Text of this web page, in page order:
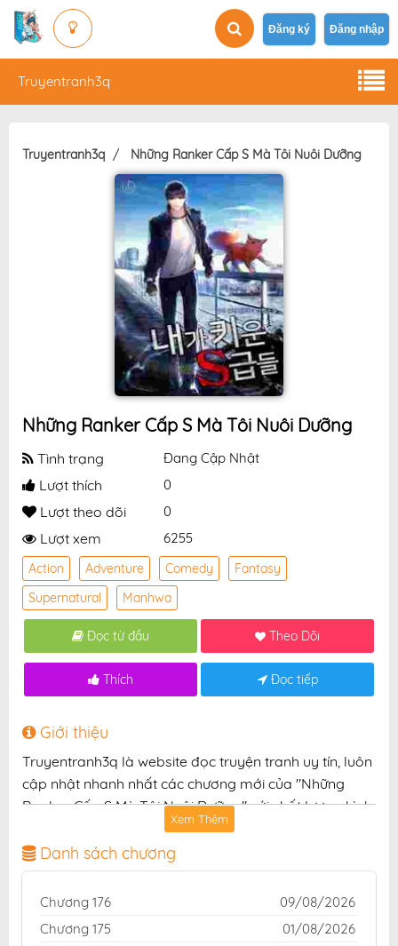
Đăng ký Đăng nhập
Truyentranh3q
Truyentranh3q Những Ranker Cấp S Mà Tôi Nuôi Dưỡng
Những Ranker Cấp S Mà Tôi Nuôi Dưỡng
Tình trạng Đang Cập Nhật
Lượt thích 0
Lượt theo dõi 0
Lượt xem 6255
Action Adventure Comedy
Fantasy
Supernatural
Manhwa
Đọc từ đầu Theo Dõi
Thích Đọc tiếp
Giới thiệu
Truyentranh3q là website đọc truyện tranh uy tín, luôn
cập nhật nhanh nhất các chương mới của "Những
Ranker Cấp S Mà Tôi Nuôi Dưỡng" với chất lượng hình
ảnh sắc nét, bản dịch chuẩn và giao diện thân thiện,
mang đến trải nghiệm đọc truyện hấp dẫn, tiện lợi,
hoàn toàn miễn phí cho độc giả yêu thích truyện tranh
online.
Xem Thêm
Danh sách chương
Chương 176
09/08/2026
Chương 175
01/08/2026